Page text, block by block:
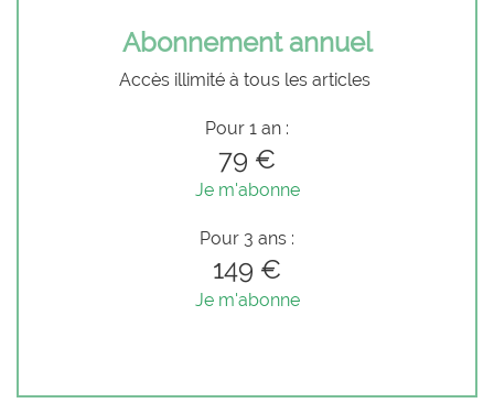
Abonnement annuel
Accès illimité à tous les articles
Pour 1 an :
79 €
Je m'abonne
Pour 3 ans :
149 €
Je m'abonne